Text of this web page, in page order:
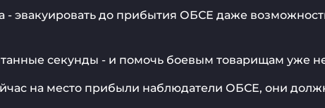
- эвакуировать до прибытия ОБСЕ даже
секунды - и помочь боевым товарищам уже
на место прибыли наблюдатели ОБСЕ, они